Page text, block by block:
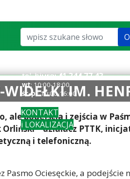
Szukaj...
tel. biuro:41 344 77 43
wt: 10:00-18:00
śr-pi : 10:00-16:00
KONTAKT
i LOKALIZACJA
WIDEŁKI IM.
ale podejścia i zejścia w
– działacz PTTK,
i telefoniczną.
Ociesęckie, a podejście